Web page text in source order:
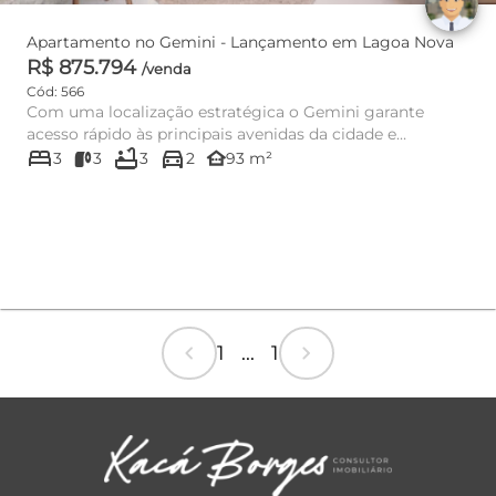
Apartamento no Gemini - Lançamento em Lagoa Nova
R$ 875.794 /venda
Cód: 566
Com uma localização estratégica o Gemini garante
acesso rápido às principais avenidas da cidade e
proximidade a tudo o ...
bed3 3 bathtub3 directions_car2 other_houses93 m²
chevron_left 1 ... 1 chevron_right